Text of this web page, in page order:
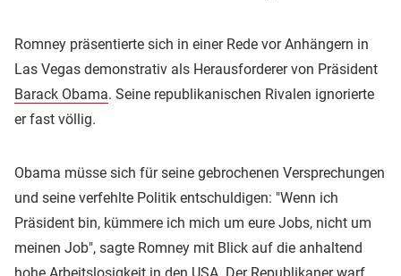
Romney präsentierte sich in einer Rede vor Anhängern in
Las Vegas demonstrativ als Herausforderer von Präsident
Barack Obama. Seine republikanischen Rivalen ignorierte
er fast völlig.
Obama müsse sich für seine gebrochenen Versprechungen
und seine verfehlte Politik entschuldigen: "Wenn ich
Präsident bin, kümmere ich mich um eure Jobs, nicht um
meinen Job", sagte Romney mit Blick auf die anhaltend